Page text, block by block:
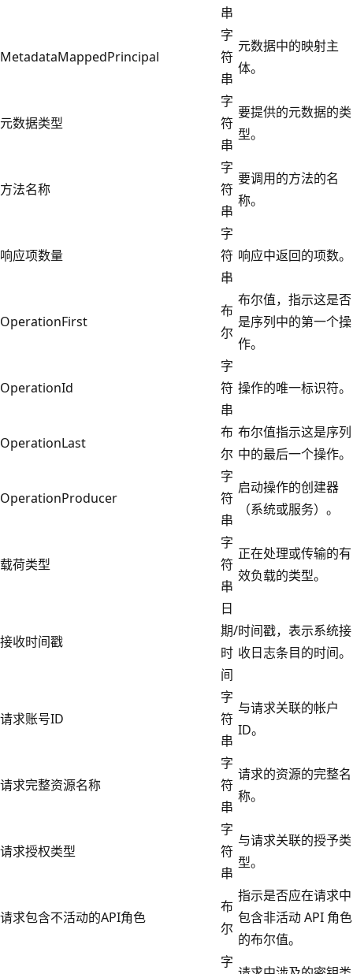
串
MetadataMappedPrincipal
字
符
串
元数据中的映射主
体。
元数据类型
字
符
串
要提供的元数据的类
型。
方法名称
字
符
串
要调用的方法的名
称。
响应项数量
字
符
串
响应中返回的项数。
OperationFirst
布
尔
布尔值，指示这是否
是序列中的第一个操
作。
OperationId
字
符
串
操作的唯一标识符。
OperationLast
布
尔
布尔值指示这是序列
中的最后一个操作。
OperationProducer
字
符
串
启动操作的创建器
（系统或服务）。
载荷类型
字
符
串
正在处理或传输的有
效负载的类型。
接收时间戳
日
期/
时
间
时间戳，表示系统接
收日志条目的时间。
请求账号ID
字
符
串
与请求关联的帐户
ID。
请求完整资源名称
字
符
串
请求的资源的完整名
称。
请求授权类型
字
符
串
与请求关联的授予类
型。
请求包含不活动的API角色
布
尔
指示是否应在请求中
包含非活动 API 角色
的布尔值。
字